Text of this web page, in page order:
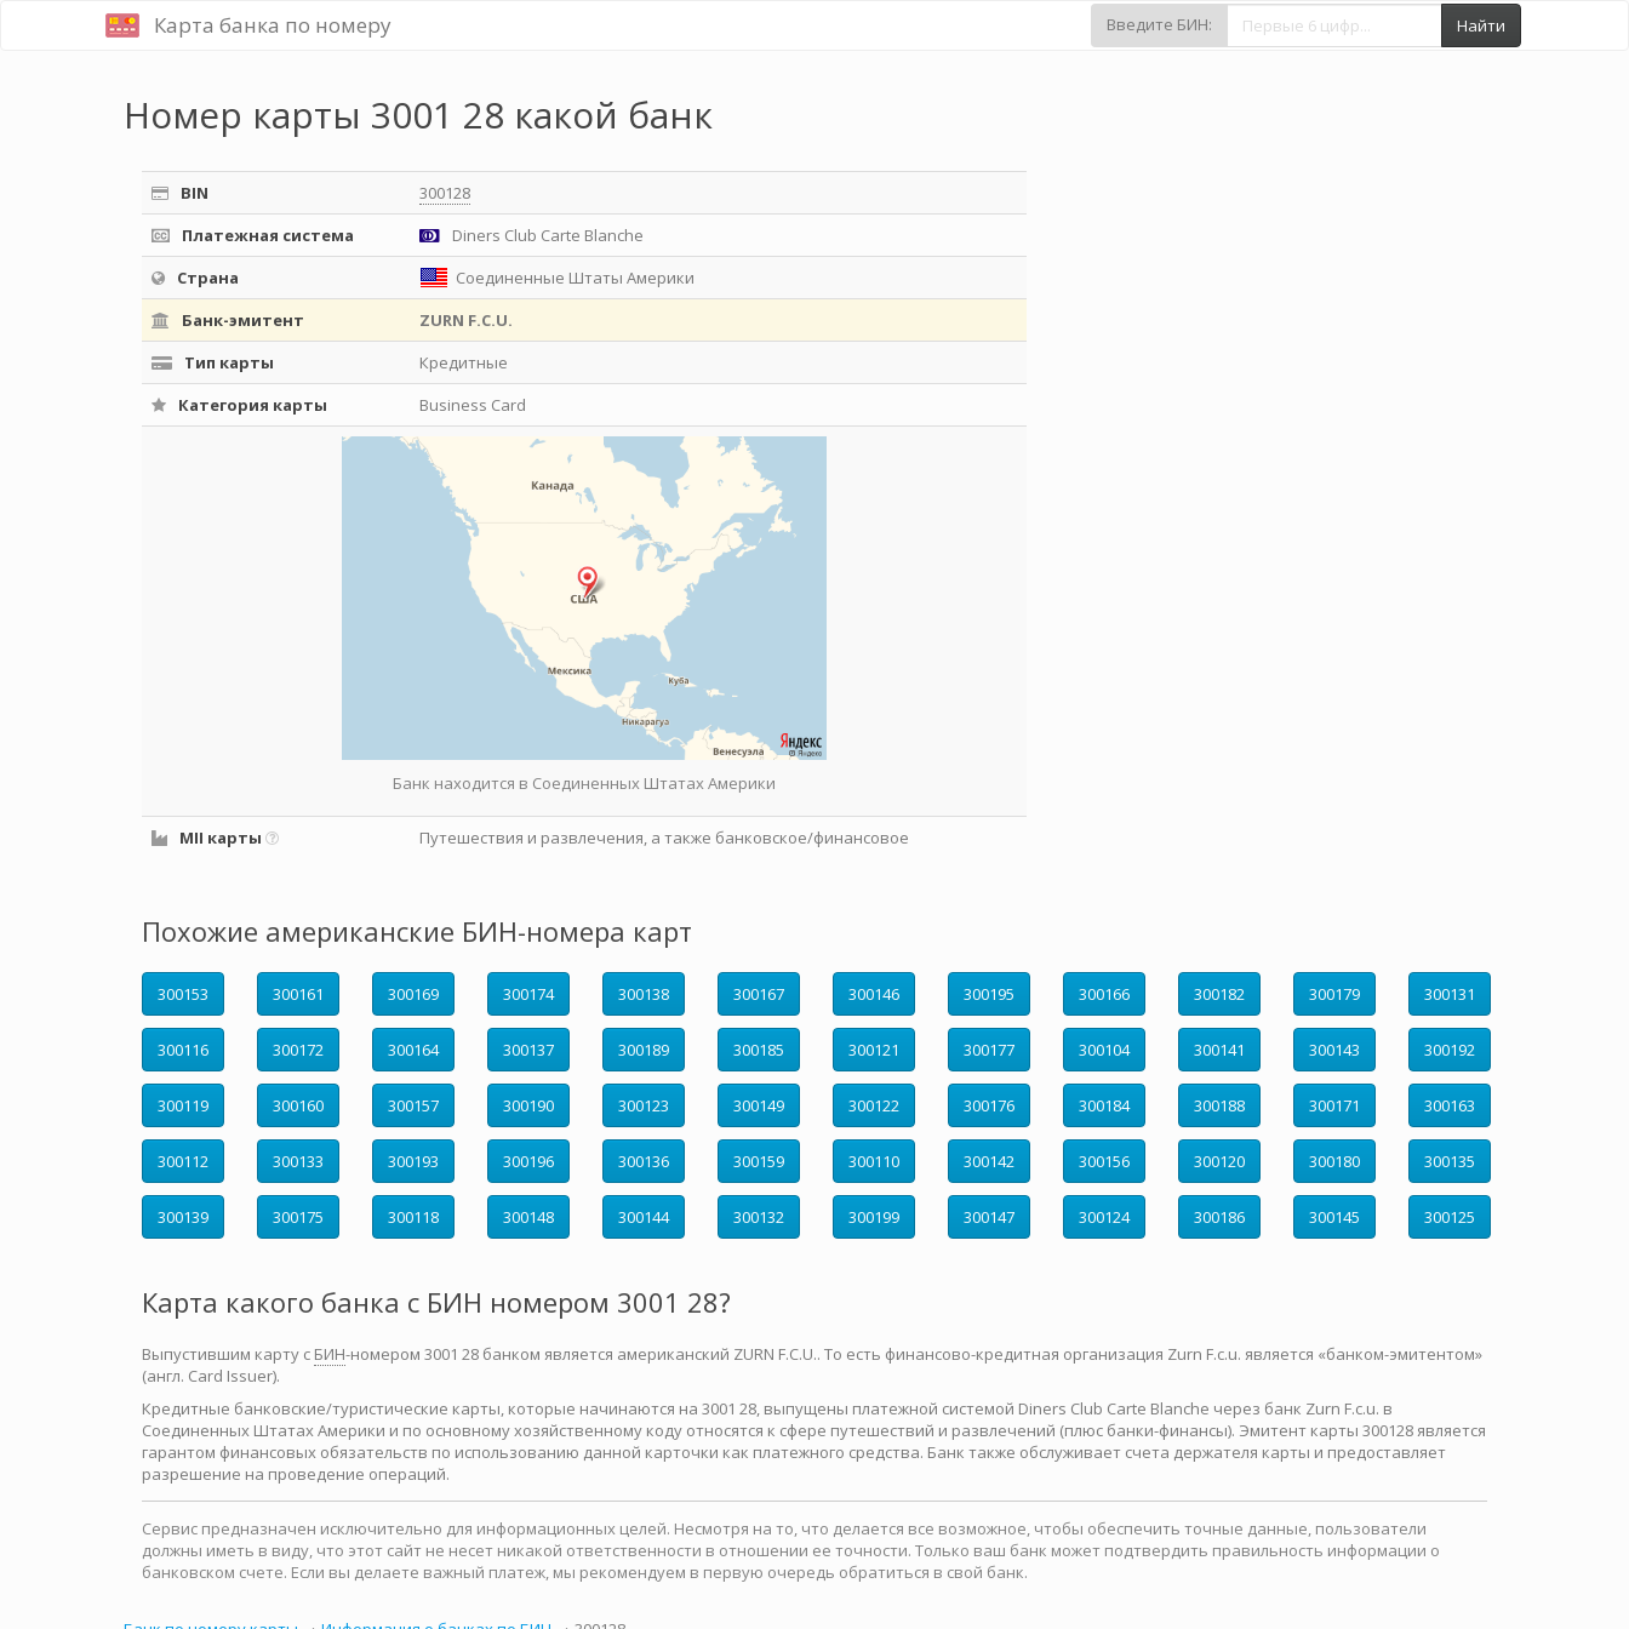
Карта банка по номеру Введите БИН: Найти
Номер карты 3001 28 какой банк
BIN
300128
Платежная система
Diners Club Carte Blanche
Страна
Соединенные Штаты Америки
Банк-эмитент
ZURN F.C.U.
Тип карты
Кредитные
Категория карты
Business Card
Банк находится в Соединенных Штатах Америки
MII карты Путешествия и развлечения, а также банковское/финансовое
Похожие американские БИН-номера карт
300153 300161 300169 300174 300138 300167 300146 300195 300166 300182 300179 300131
300116 300172 300164 300137 300189 300185 300121 300177 300104 300141 300143 300192
300119 300160 300157 300190 300123 300149 300122 300176 300184 300188 300171 300163
300112 300133 300193 300196 300136 300159 300110 300142 300156 300120 300180 300135
300139 300175 300118 300148 300144 300132 300199 300147 300124 300186 300145 300125
Карта какого банка с БИН номером 3001 28?
Выпустившим карту с БИН-номером 3001 28 банком является американский ZURN F.C.U.. То есть финансово-кредитная организация Zurn F.c.u. является «банком-эмитентом»
(англ. Card Issuer).
Кредитные банковские/туристические карты, которые начинаются на 3001 28, выпущены платежной системой Diners Club Carte Blanche через банк Zurn F.c.u. в
Соединенных Штатах Америки и по основному хозяйственному коду относятся к сфере путешествий и развлечений (плюс банки-финансы). Эмитент карты 300128 является
гарантом финансовых обязательств по использованию данной карточки как платежного средства. Банк также обслуживает счета держателя карты и предоставляет
разрешение на проведение операций.
Сервис предназначен исключительно для информационных целей. Несмотря на то, что делается все возможное, чтобы обеспечить точные данные, пользователи
должны иметь в виду, что этот сайт не несет никакой ответственности в отношении ее точности. Только ваш банк может подтвердить правильность информации о
банковском счете. Если вы делаете важный платеж, мы рекомендуем в первую очередь обратиться в свой банк.